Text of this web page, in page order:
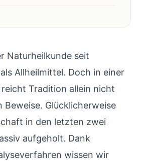
Naturheilkunde seit
Allheilmittel. Doch in einer
Tradition allein nicht
Beweise. Glücklicherweise
in den letzten zwei
aufgeholt. Dank
wissen wir